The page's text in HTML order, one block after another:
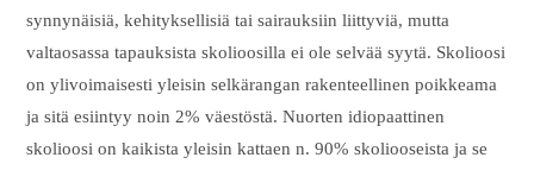
synnynäisiä, kehityksellisiä tai sairauksiin liittyviä, mutta
valtaosassa tapauksista skolioosilla ei ole selvää syytä. Skolioosi
on ylivoimaisesti yleisin selkärangan rakenteellinen poikkeama
ja sitä esiintyy noin 2% väestöstä. Nuorten idiopaattinen
skolioosi on kaikista yleisin kattaen n. 90% skoliooseista ja se